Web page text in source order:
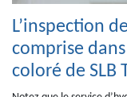
L’inspection
comprise
coloré de SLB